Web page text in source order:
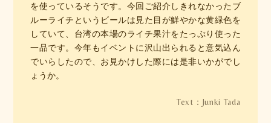
を使っているそうです。今回ご紹介しきれなかったブ
ルーライチというビールは見た目が鮮やかな黄緑色を
していて、台湾の本場のライチ果汁をたっぷり使った
一品です。今年もイベントに沢山出られると意気込ん
でいらしたので、お見かけした際には是非いかがでし
ょうか。
Junki Tada